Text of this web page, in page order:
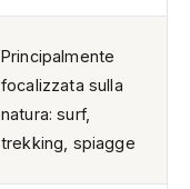
Principalmente
focalizzata sulla
natura: surf,
trekking, spiagge